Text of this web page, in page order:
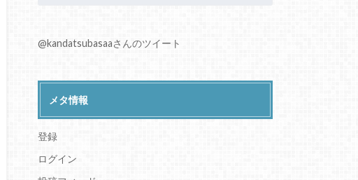
@kandatsubasaaさんのツイート
メタ情報
登録
ログイン